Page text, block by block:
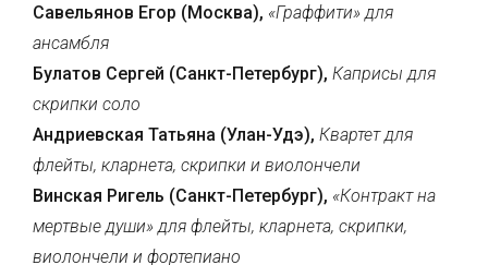
Савельянов Егор (Москва), «Граффити» для
ансамбля
Булатов Сергей (Санкт-Петербург), Каприсы для
скрипки соло
Андриевская Татьяна (Улан-Удэ), Квартет для
флейты, кларнета, скрипки и виолончели
Винская Ригель (Санкт-Петербург), «Контракт на
мертвые души» для флейты, кларнета, скрипки,
виолончели и фортепиано